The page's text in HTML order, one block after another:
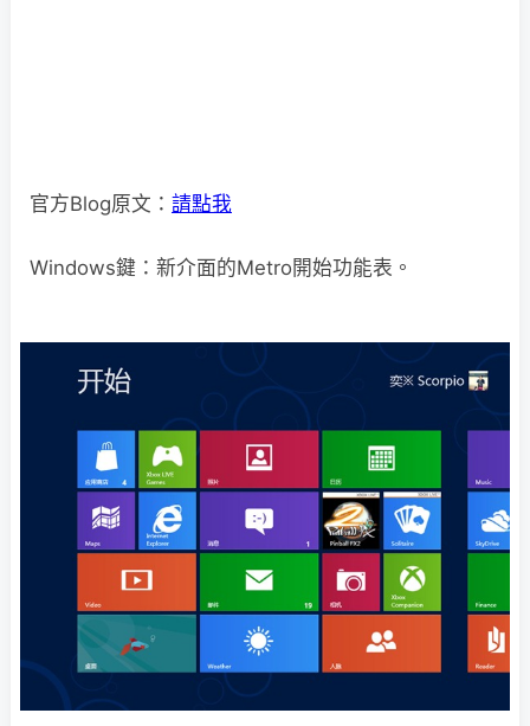
官方Blog原文： 請點我
Windows鍵：新介面的Metro開始功能表。